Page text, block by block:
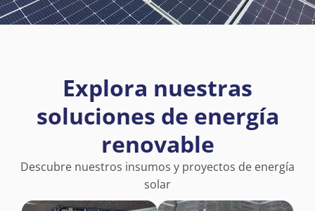
Explora nuestras
soluciones de energía
renovable
Descubre nuestros insumos y proyectos de energía
solar